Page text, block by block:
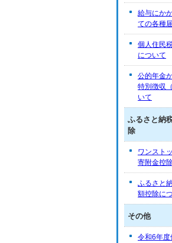
給与にか
ての各種
個人住民
について
公的年金
特別徴収
いて
ふるさと納
除
ワンスト
寄附金控
ふるさと
額控除に
その他
令和6年度